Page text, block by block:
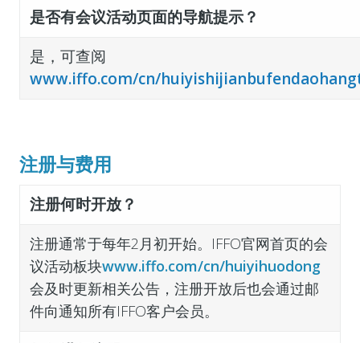
是否有会议活动页面的导航提示？
是，可查阅
www.iffo.com/cn/
注册与费用
注册何时开放？
注册通常于每年2月初开始。IFFO官网首页的会
议活动板块www.iffo.com/cn/huiyihuodong
会及时更新相关公告，注册开放后也会通过邮
件向通知所有IFFO客户会员。